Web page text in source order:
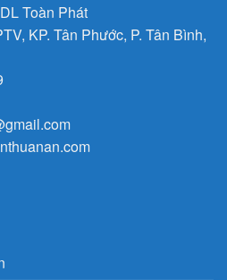
Toàn Phát
KP. Tân Phước, P. Tân Bình,